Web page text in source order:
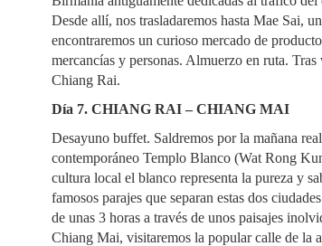
Desde allí, nos trasladaremos hasta Mae Sai,
encontraremos un curioso mercado de
mercancías y personas. Almuerzo en ruta.
Chiang Rai.
Día 7. CHIANG RAI – CHIANG MAI
Desayuno buffet. Saldremos por la mañana
contemporáneo Templo Blanco (Wat Rong
cultura local el blanco representa la pureza y
famosos parajes que separan estas dos
de unas 3 horas a través de unos paisajes
Chiang Mai, visitaremos la popular calle de la